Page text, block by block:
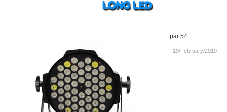
par 54
19/February/2019